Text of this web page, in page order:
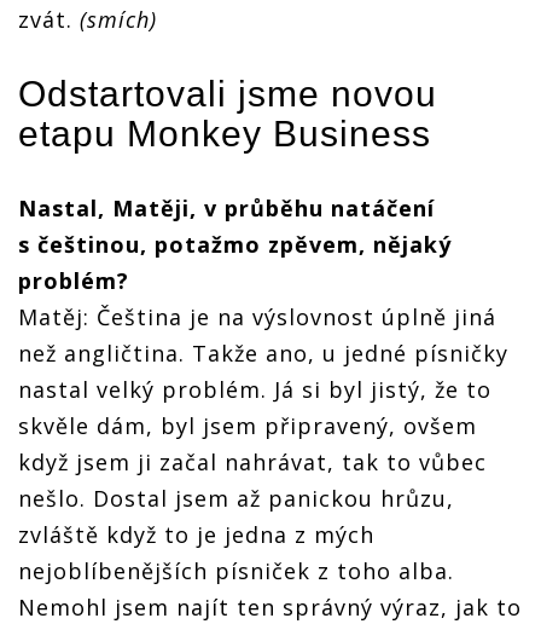
zvát. (smích)
Odstartovali jsme novou
etapu Monkey Business
Nastal, Matěji, v průběhu natáčení
s češtinou, potažmo zpěvem, nějaký
problém?
Matěj: Čeština je na výslovnost úplně jiná
než angličtina. Takže ano, u jedné písničky
nastal velký problém. Já si byl jistý, že to
skvěle dám, byl jsem připravený, ovšem
když jsem ji začal nahrávat, tak to vůbec
nešlo. Dostal jsem až panickou hrůzu,
zvláště když to je jedna z mých
nejoblíbenějších písniček z toho alba.
Nemohl jsem najít ten správný výraz, jak to